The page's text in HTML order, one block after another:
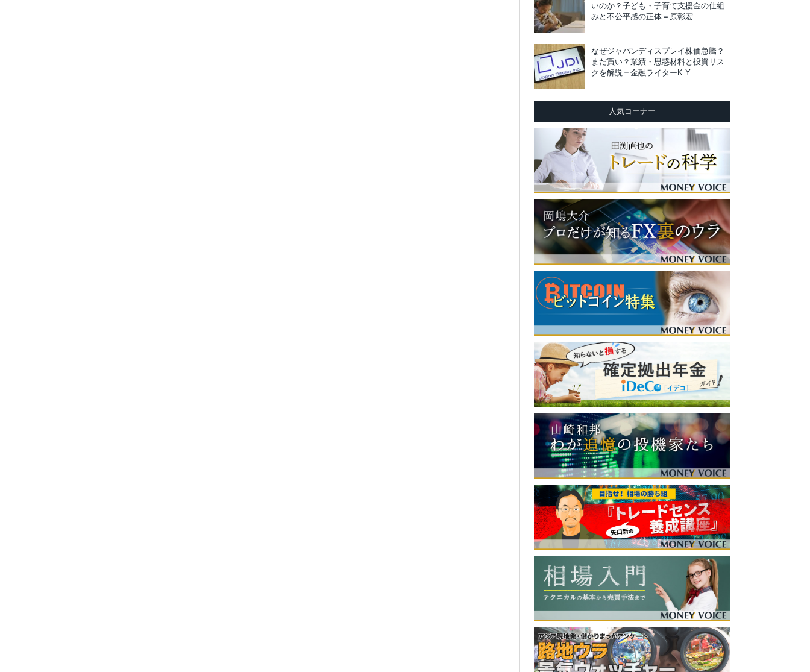
いのか？子ども・子育て支援金の仕組
みと不公平感の正体＝原彰宏
なぜジャパンディスプレイ株価急騰？
まだ買い？業績・思惑材料と投資リス
クを解説＝金融ライターK.Y
人気コーナー